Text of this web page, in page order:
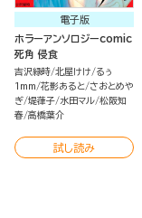
電子版
ホラーアンソロジーcomic
死角 侵食
吉沢緑時 北屋けけ
るぅ
1mm 花影あると さおとめや
ぎ 堤葎子 水田マル 松阪知
春 高橋葉介
試し読み